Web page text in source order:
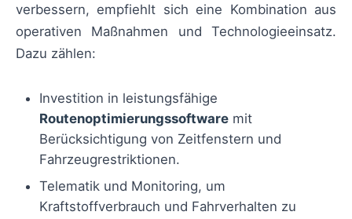
verbessern, empfiehlt sich eine Kombination aus
operativen Maßnahmen und Technologieeinsatz.
Dazu zählen:
Investition in leistungsfähige
Routenoptimierungssoftware mit
Berücksichtigung von Zeitfenstern und
Fahrzeugrestriktionen.
Telematik und Monitoring, um
Kraftstoffverbrauch und Fahrverhalten zu